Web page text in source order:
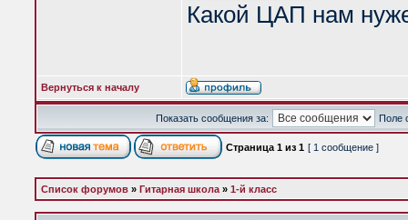
Какой ЦАП нам
Вернуться к началу
Показать сообщения за: Поле
Страница 1 из 1 [ 1 сообщение ]
Список форумов » Гитарная школа » 1-й класс